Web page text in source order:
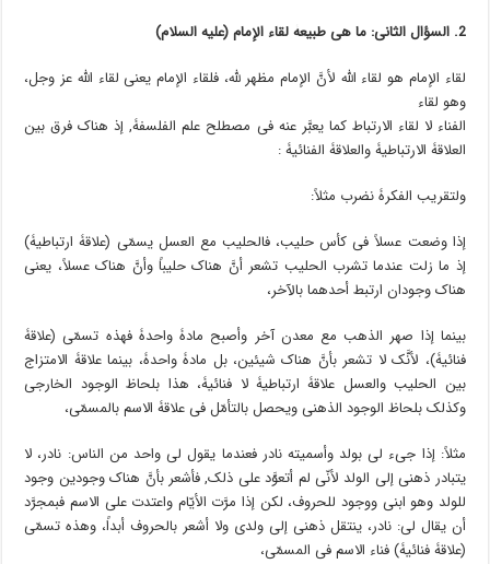
2. السؤال الثانی: ما هی طبیعۀ لقاء الإمام (علیه السلام)
لقاء الإمام هو لقاء الله لأنَّ الإمام مظهر لله، فلقاء الإمام یعنی لقاء الله عز وجل،
وهو لقاء
الفناء لا لقاء الارتباط کما یعبَّر عنه فی مصطلح علم الفلسفۀ, إذ هناک فرق بین
العلاقۀ الارتباطیۀ والعلاقۀ الفنائیۀ :
ولتقریب الفکرۀ نضرب مثلاً:
إذا وضعت عسلاً فی کأس حلیب، فالحلیب مع العسل یسمّى (علاقۀ ارتباطیۀ)
إذ ما زلت عندما تشرب الحلیب تشعر أنَّ هناک حلیباً وأنَّ هناک عسلاً، یعنی
هناک وجودان ارتبط أحدهما بالآخر،
بینما إذا صهر الذهب مع معدن آخر وأصبح مادۀ واحدۀ فهذه تسمّى (علاقۀ
فنائیۀ)، لأنَّک لا تشعر بأنَّ هناک شیئین، بل مادۀ واحدۀ، بینما علاقۀ الامتزاج
بین الحلیب والعسل علاقۀ ارتباطیۀ لا فنائیۀ، هذا بلحاظ الوجود الخارجی
وکذلک بلحاظ الوجود الذهنی ویحصل بالتأمّل فی علاقۀ الاسم بالمسمّى،
مثلاً: إذا جیء لی بولد وأسمیته نادر فعندما یقول لی واحد من الناس: نادر، لا
یتبادر ذهنی إلى الولد لأنّی لم أتعوَّد على ذلک, فأشعر بأنَّ هناک وجودین وجود
للولد وهو ابنی ووجود للحروف، لکن إذا مرَّت الأیّام واعتدت على الاسم فبمجرَّد
أن یقال لی: نادر، ینتقل ذهنی إلى ولدی ولا أشعر بالحروف أبداً، وهذه تسمّى
(علاقۀ فنائیۀ) فناء الاسم فی المسمّى،